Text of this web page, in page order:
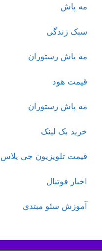
مه پاش
سبک زندگی
مه پاش رستوران
قیمت هود
مه پاش رستوران
خرید بک لینک
قیمت تلویزیون جی پلاس
اخبار فوتبال
آموزش سئو مبتدی